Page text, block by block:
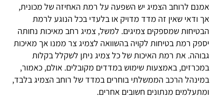
אמנם לרוחב הצמיג יש השפעה על רמת האחיזה של מכונית,
אך ודאי שאין זה מדד מדויק או בלעדי בכל הנוגע לרמת
הבטיחות שמספקים צמיגים. למשל, צמיג רחב מאיכות נחותה
יספק רמת בטיחות לקויה בהשוואה לצמיג צר ממנו אך מאיכות
גבוהה. את רמת האיכות של כל צמיג ניתן לשקלל בקלות
במכרזים, באמצעות שימוש במדדים מקובלים. אולם, כאמור,
במינהל הרכב הממשלתי בוחרים במדד של רוחב הצמיג בלבד,
ומתעלמים מנתונים חשובים אחרים.